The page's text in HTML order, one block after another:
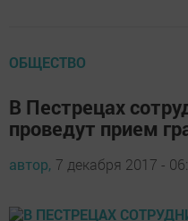
ОБЩЕСТВО
В Пестрецах
проведут прием
автор, 7 декабря 2017 -